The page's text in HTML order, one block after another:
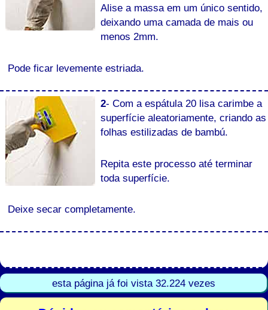
Alise a massa em um único sentido,
deixando uma camada de mais ou
menos 2mm.
Pode ficar levemente estriada.
2- Com a espátula 20 lisa carimbe a
superfície aleatoriamente, criando as
folhas estilizadas de bambú.
Repita este processo até terminar
toda superfície.
Deixe secar completamente.
esta página já foi vista 32.224 vezes